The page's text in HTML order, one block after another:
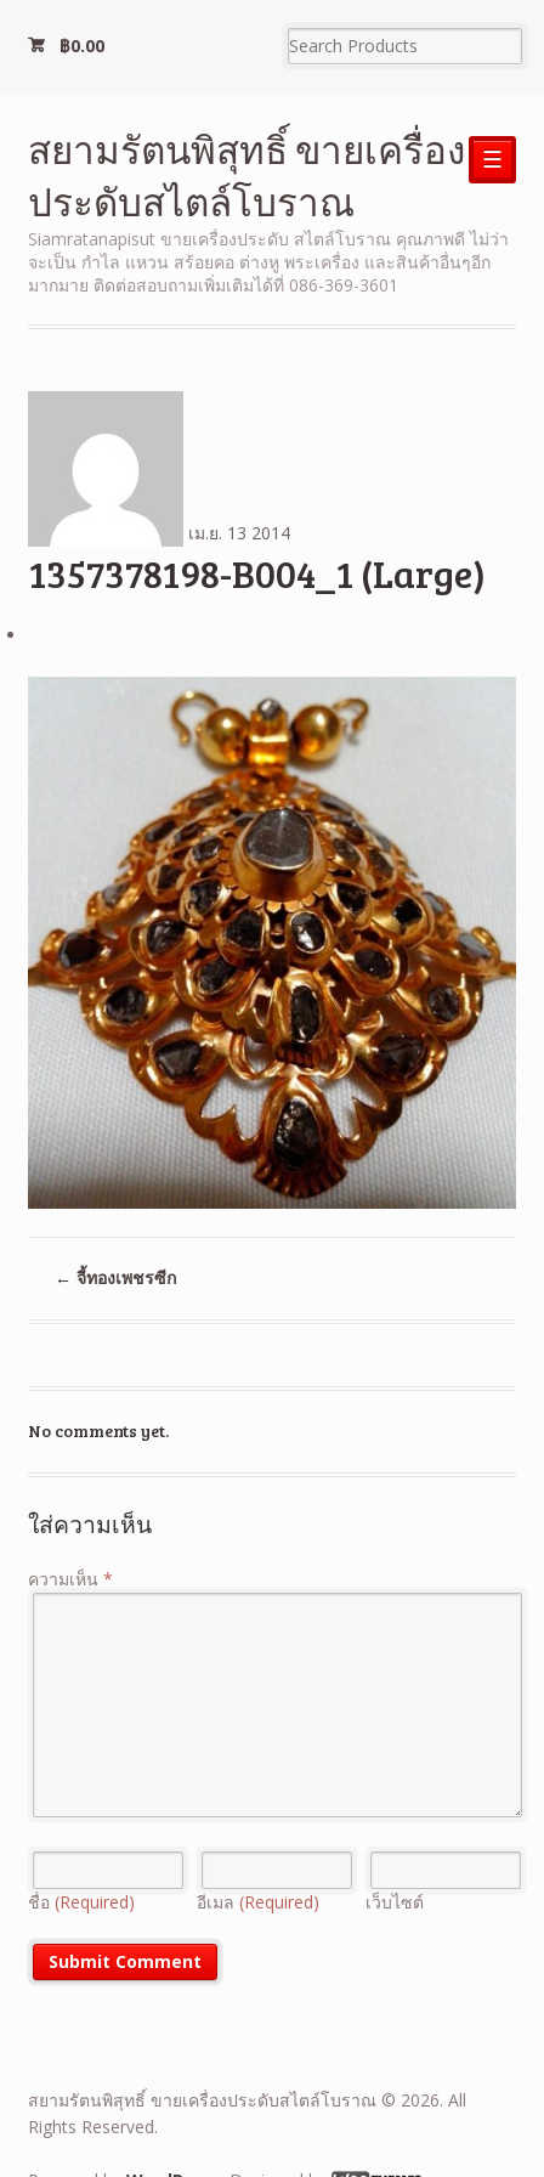
฿0.00
สยามรัตนพิสุทธิ์ ขายเครื่อง
ประดับสไตล์โบราณ
Siamratanapisut ขายเครื่องประดับ สไตล์โบราณ คุณภาพดี ไม่ว่า
จะเป็น กำไล แหวน สร้อยคอ ต่างหู พระเครื่อง และสินค้าอื่นๆอีก
มากมาย ติดต่อสอบถามเพิ่มเติมได้ที่ 086-369-3601
☰
เม.ย. 13 2014
1357378198-B004_1 (Large)
← จี้ทองเพชรซีก
No comments yet.
ใส่ความเห็น
ความเห็น *
ชื่อ (Required) อีเมล (Required) เว็บไซต์
สยามรัตนพิสุทธิ์ ขายเครื่องประดับสไตล์โบราณ © 2026. All
Rights Reserved.